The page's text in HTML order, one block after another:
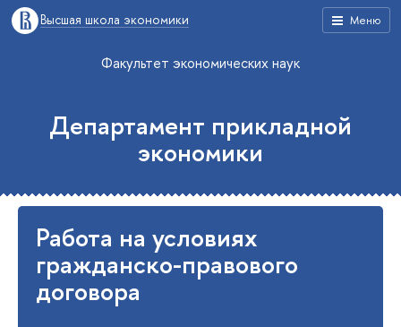
Меню
Высшая школа экономики
Факультет экономических наук
Департамент прикладной
экономики
Работа на условиях
гражданско-правового
договора